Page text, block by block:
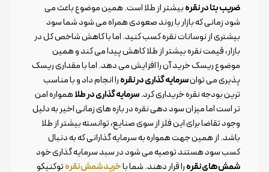
ضریب بتا در نقرهبیشتر از طلا است. همین موضوع باعث می
شود زمانی که بازار با روند صعودی همراه می شود شما سود
بیشتری از نوسانات نقره کسب کنید. اما با کاهش شاخص کل در
بازار، قیمت نقره بیشتر از طلا کاهش پیدا می کند و همین
موضوع ریسک خرید آن را افزایش می دهد. اما با مقداری ریسک
پذیری می توانسرمایه گذاری در نقرهرا انجام داد و با مناسب
ترین بودجه نقره خریداری کرد.سرمایه گذاری در طلاهمواره امن
تر است اما میزان سود دهی نقره در بازه های زمانی اخیر به دلیل
وجود تقاضا برای این فلز از سوی صنایع، توانسته بیشتر از طلا
باشد. از همین جهت همواره به سرمایه گذارانی که به دنبال
کسب سود هستند توصیه می شود در سبد سرمایه گذاری خود
شمش های نقرهرا قرار دهند. شما باخرید شمش نقرهتوکنیکو